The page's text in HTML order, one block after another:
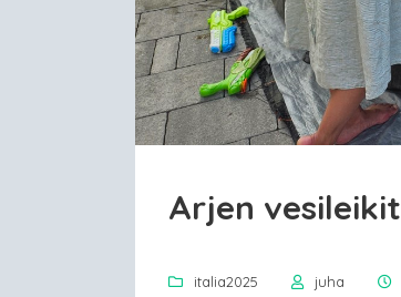
Arjen vesileikit
italia2025 juha